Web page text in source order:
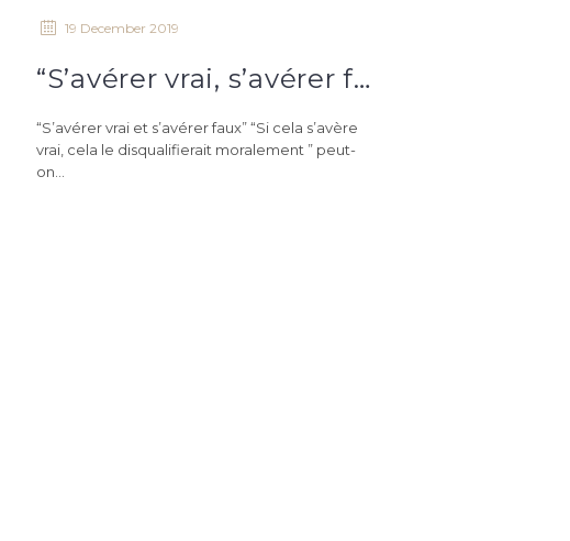
19 December 2019
“S’avérer vrai, s’avérer faux” – Calendrier orthographique du 19 décembre
“S’avérer vrai et s’avérer faux” “Si cela s’avère
vrai, cela le disqualifierait moralement ” peut-
on...